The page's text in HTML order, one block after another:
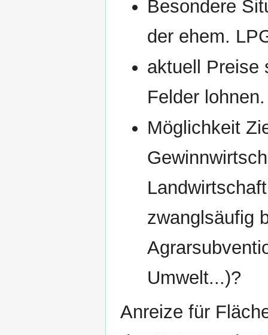
Besondere
der ehem.
aktuell Preise
Felder lohnen.
Möglichkeit
zwanglsäufig
Umwelt...)?
Anreize für